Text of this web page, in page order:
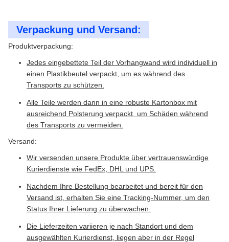
Verpackung und Versand:
Produktverpackung:
Jedes eingebettete Teil der Vorhangwand wird individuell in
einen Plastikbeutel verpackt, um es während des
Transports zu schützen.
Alle Teile werden dann in eine robuste Kartonbox mit
ausreichend Polsterung verpackt, um Schäden während
des Transports zu vermeiden.
Versand:
Wir versenden unsere Produkte über vertrauenswürdige
Kurierdienste wie FedEx, DHL und UPS.
Nachdem Ihre Bestellung bearbeitet und bereit für den
Versand ist, erhalten Sie eine Tracking-Nummer, um den
Status Ihrer Lieferung zu überwachen.
Die Lieferzeiten variieren je nach Standort und dem
ausgewählten Kurierdienst, liegen aber in der Regel